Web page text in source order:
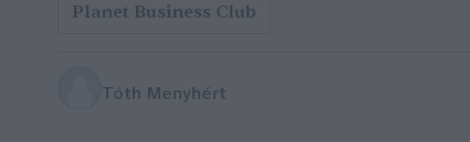
Planet Business Club
Tóth Menyhért